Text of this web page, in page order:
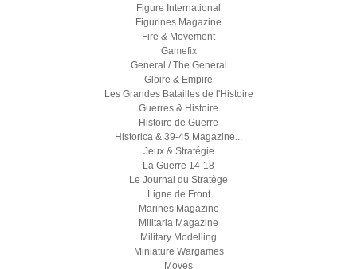
Figure International
Figurines Magazine
Fire & Movement
Gamefix
General / The General
Gloire & Empire
Les Grandes Batailles de l'Histoire
Guerres & Histoire
Histoire de Guerre
Historica & 39-45 Magazine...
Jeux & Stratégie
La Guerre 14-18
Le Journal du Stratège
Ligne de Front
Marines Magazine
Militaria Magazine
Military Modelling
Miniature Wargames
Moves